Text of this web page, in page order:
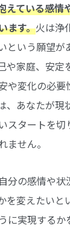
えている感情
ます。火は浄
という願望が
家庭、安定
や変化の必
、あなたが現
スタートを切
ません。
分の感情や状
を変えたいと
に実現するか